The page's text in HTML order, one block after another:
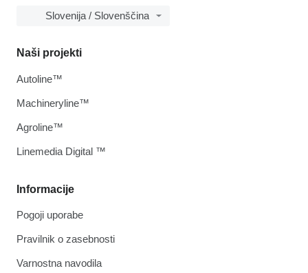
Slovenija / Slovenščina
Informacije
Pogoji uporabe
Pravilnik o zasebnosti
Varnostna navodila
Naši projekti
Autoline™
Machineryline™
Agroline™
Linemedia Digital ™